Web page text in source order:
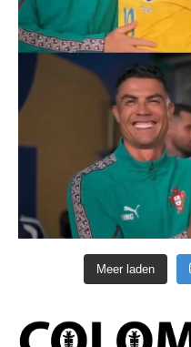
Meer laden